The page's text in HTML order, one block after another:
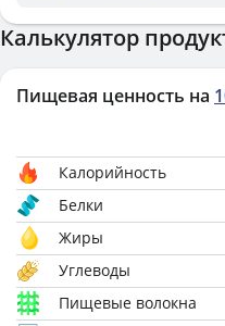
Калькулятор
Пищевая ценность на
Калорийность
Белки
Жиры
Углеводы
Пищевые волокна